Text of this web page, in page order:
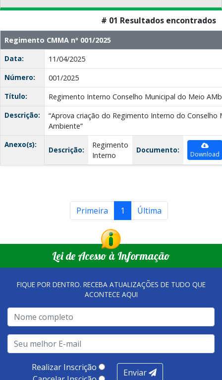
# 01 Resultados encontrados
Regimento CMMA nº 001/2025
Data:
11/04/2025
Número:
001/2025
Título:
Regimento Interno Conselho Municipal do Meio
Descrição:
“Aprova criação do Regimento Interno do Conselho
Ambiente”
Anexo(s):
Descrição:
Regimento
Interno
Documento: Download
Primeira 1 Última
Lei de Acesso à Informação
FIQUE POR DENTRO. RECEBA ATUALIZAÇÕES DE TUDO QUE
ACONTECE AQUI
Realizar Inscrição
Enviar